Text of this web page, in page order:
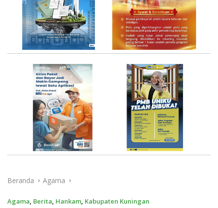
Beranda Agama
Agama, Berita, Hankam, Kabupaten Kuningan